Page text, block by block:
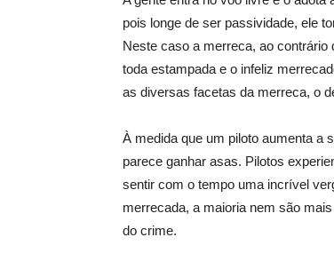
pois longe de ser passividade, ele
Neste caso a merreca, ao
toda estampada e o infeliz
as diversas facetas da merreca, o
À medida que um piloto aumenta a
parece ganhar asas. Pilotos
sentir com o tempo uma incrível
merrecada, a maioria nem são
do crime.